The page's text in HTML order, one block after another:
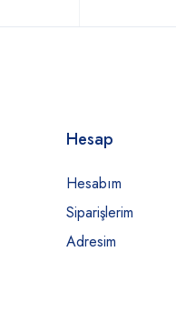
Hesap
Hesabım
Siparişlerim
Adresim